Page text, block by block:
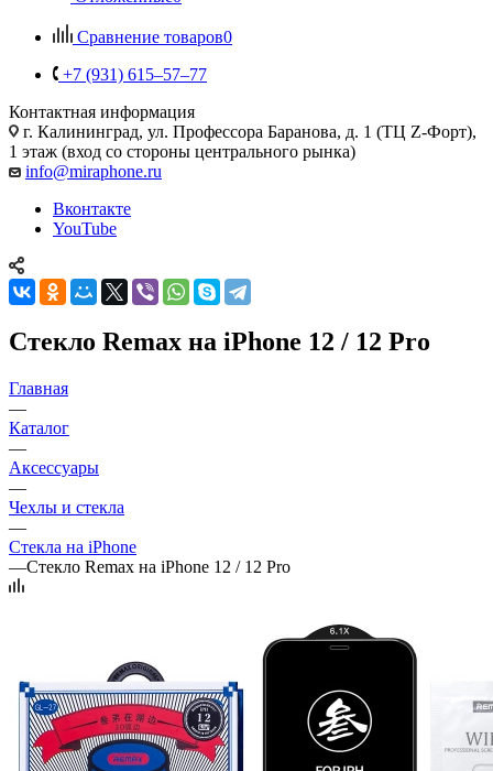
Сравнение товаров0
+7 (931) 615‒57‒77
Контактная информация
г. Калининград, ул. Профессора Баранова, д. 1 (ТЦ Z-Форт),
1 этаж (вход со стороны центрального рынка)
info@miraphone.ru
Вконтакте
YouTube
Стекло Remax на iPhone 12 / 12 Pro
Главная
—
Каталог
—
Аксессуары
—
Чехлы и стекла
—
Стекла на iPhone
—Стекло Remax на iPhone 12 / 12 Pro